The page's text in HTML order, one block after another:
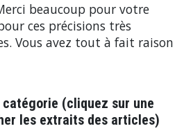
beaucoup pour votre
ces précisions très
Vous avez tout à fait raison
(cliquez sur une
les extraits des articles)